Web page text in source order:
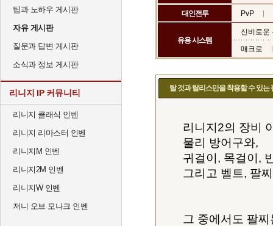
팁과 노하우 게시판
자유 게시판
질문과 답변 게시판
소식과 정보 게시판
리니지 IP 커뮤니티
리니지 클래식 인벤
리니지 리마스터 인벤
리니지M 인벤
리니지2M 인벤
리니지W 인벤
저니 오브 모나크 인벤
대인전투 PvP
유용 시스템
신비로운
매크로
탈 것과 탈리스만을 착용할 수 있는
리니지2의 장비
물리 방어구와,
귀걸이, 목걸이,
그리고 벨트, 팔
그 중에서도 팔